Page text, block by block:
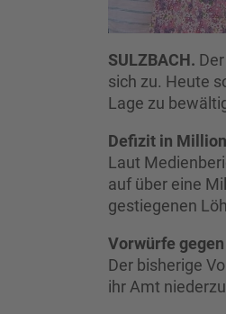
SULZBACH.
sich zu. Heute
Lage zu
Defizit in
Laut
auf über eine
gestiegenen
Vorwürfe gegen
Der bisherige
ihr Amt